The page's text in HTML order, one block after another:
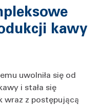
kawy
uwolniła się od
i stała się
z postępującą